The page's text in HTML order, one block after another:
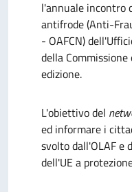
l'annuale incontro
antifrode (Anti-
- OAFCN)
della
edizione.
L'obiettivo del
ed informare i
svolto dall'OLAF e
dell'UE a